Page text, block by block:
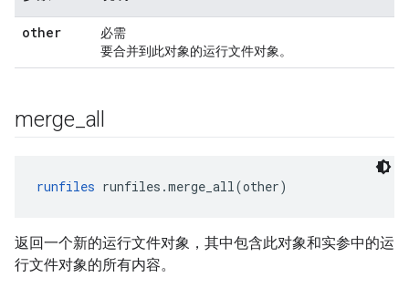
other
必需
要合并到此对象的运行文件对象。
merge all
runfiles runfiles.merge_all(other)
返回一个新的运行文件对象，其中包含此对象和实参中的运
行文件对象的所有内容。